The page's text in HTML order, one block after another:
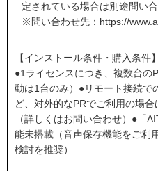
定されている場合は別途問い
※問い合わせ先： https://
【インストール条件・購入条件】
●1ライセンスにつき、複数台の
動は1台のみ）●リモート接続で
ど、対外的なPRでご利用の場
（詳しくはお問い合わせ）●「
能未搭載（音声保存機能をご利
検討を推奨）